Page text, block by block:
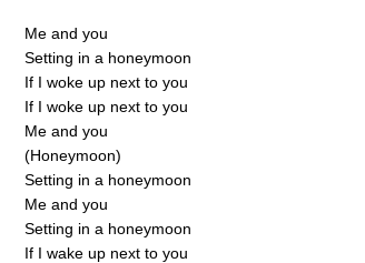
Me and you
Setting in a honeymoon
If I woke up next to you
If I woke up next to you
Me and you
(Honeymoon)
Setting in a honeymoon
Me and you
Setting in a honeymoon
If I wake up next to you